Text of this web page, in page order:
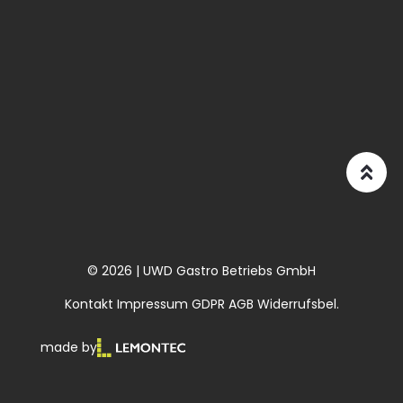
© 2026 | UWD Gastro Betriebs GmbH
Kontakt Impressum GDPR AGB Widerrufsbel.
made by